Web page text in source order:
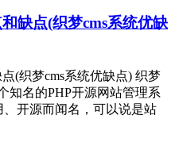
缺点(织梦cms系统优缺
(织梦cms系统优缺点) 织梦
知名的PHP开源网站管理系
、开源而闻名，可以说是站